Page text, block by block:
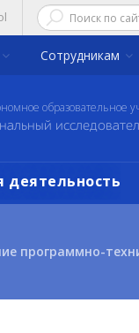
Сотрудникам
образовательное
программно-